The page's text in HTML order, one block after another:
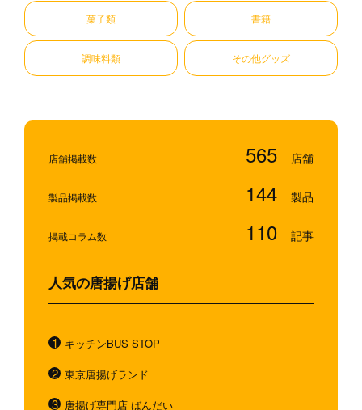
菓子類 書籍
調味料類 その他グッズ
店舗掲載数 565
製品掲載数 144
掲載コラム数 110
人気の唐揚げ店舗
キッチンBUS STOP
東京唐揚げランド
唐揚げ専門店 ばんだい